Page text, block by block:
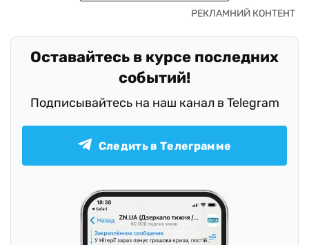
Оставайтесь в курсе последних
событий!
Подписывайтесь на наш канал в Telegram
Следить в Телеграмме